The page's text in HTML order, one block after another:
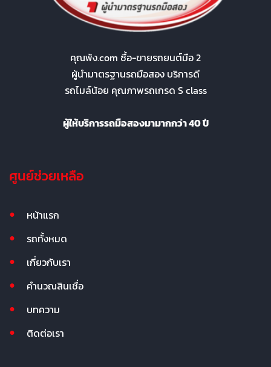
คุณพ้ง.com ซื้อ-ขายรถยนต์มือ 2
ผู้นำมาตรฐานรถมือสอง บริการดี
รถไมล์น้อย คุณภาพรถเกรด S class
ผู้ให้บริการรถมือสองมามากกว่า 40 ปี
ศูนย์ช่วยเหลือ
หน้าแรก
รถทั้งหมด
เกี่ยวกับเรา
คำนวณสินเชื่อ
บทความ
ติดต่อเรา